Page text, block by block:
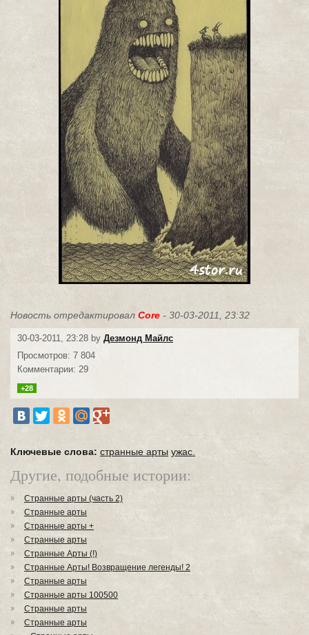
Новость отредактировал Core - 30-03-2011, 23:32
30-03-2011, 23:28 by Дезмонд Майлс
Просмотров: 7 804
Комментарии: 29
+28
Ключевые слова: странные арты ужас.
Другие, подобные истории:
Странные арты (часть 2)
Странные арты
Странные арты +
Странные арты
Странные Арты (!)
Странные Арты! Возвращение легенды! 2
Странные арты
Странные арты 100500
Странные арты
Странные арты